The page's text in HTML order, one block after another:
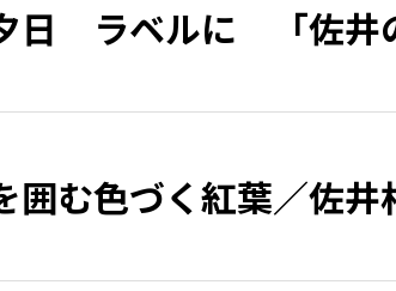
日 ラベルに 「佐井
囲む色づく紅葉／佐井